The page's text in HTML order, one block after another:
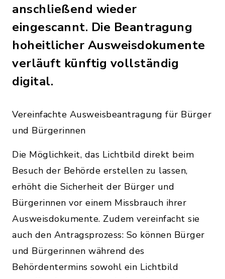
anschließend wieder
eingescannt. Die Beantragung
hoheitlicher Ausweisdokumente
verläuft künftig vollständig
digital.
Vereinfachte Ausweisbeantragung für Bürger
und Bürgerinnen
Die Möglichkeit, das Lichtbild direkt beim
Besuch der Behörde erstellen zu lassen,
erhöht die Sicherheit der Bürger und
Bürgerinnen vor einem Missbrauch ihrer
Ausweisdokumente. Zudem vereinfacht sie
auch den Antragsprozess: So können Bürger
und Bürgerinnen während des
Behördentermins sowohl ein Lichtbild